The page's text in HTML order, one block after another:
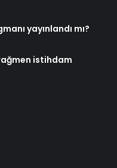
yayınlandı mı?
istihdam